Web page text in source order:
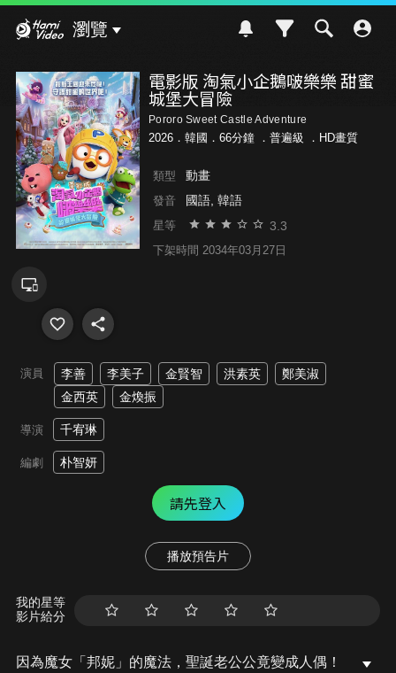
瀏覽
電影版 淘氣小企鵝啵樂樂 甜蜜
城堡大冒險
Pororo Sweet Castle Adventure
2026．韓國．66分鐘 ． 普遍級 ．HD畫質
類型 動畫
發音 國語, 韓語
星等 3.3
下架時間 2034年03月27日
演員 李善 李美子 金賢智 洪素英
鄭美淑
金西英
金煥振
導演 千宥琳
編劇 朴智妍
請先登入
播放預告片
我的星等
影片給分
因為魔女「邦妮」的魔法，聖誕老公公竟變成人偶！